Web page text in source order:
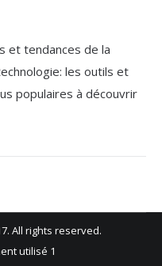
et tendances de la
les outils et
populaires à découvrir
All rights reserved.
utilisé 1